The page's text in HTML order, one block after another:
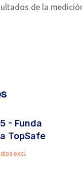
de la
- Funda
TopSafe
excl.